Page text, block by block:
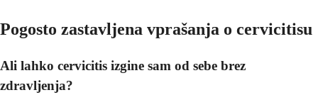
Pogosto zastavljena vprašanja o cervicitisu
Ali lahko cervicitis izgine sam od sebe brez
zdravljenja?